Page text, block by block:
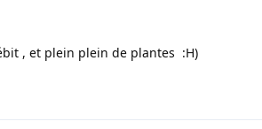
, et plein plein de plantes :H)